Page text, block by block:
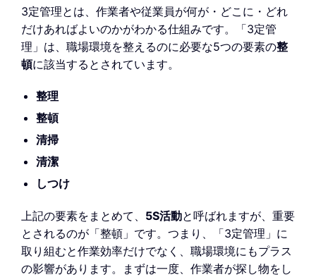
3定管理とは、作業者や従業員が何が・どこに・どれ
だけあればよいのかがわかる仕組みです。「3定管
理」は、職場環境を整えるのに必要な5つの要素の整
頓に該当するとされています。
整理
整頓
清掃
清潔
しつけ
上記の要素をまとめて、 5S活動と呼ばれますが、重要
とされるのが「整頓」です。つまり、「3定管理」に
取り組むと作業効率だけでなく、職場環境にもプラス
の影響があります。まずは一度、作業者が探し物をし